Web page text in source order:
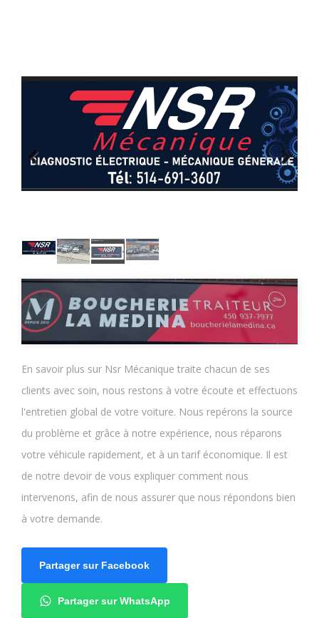
Next
En savoir plus sur Nsr Mécanique traite chacun de ses
clients avec soin, nous restons à votre écoute et effectuons
l'entretien global de votre voiture. Nous repérons la source
du problème et grâce à notre expérience, nous réparons
votre véhicule rapidement, et à un tarif économique. Il est
de notre devoir de vous expliquer comment nous
intervenons, afin de nous assurer que nous répondons bien
à votre demande.
Partager sur Facebook
Partager sur WhatsApp